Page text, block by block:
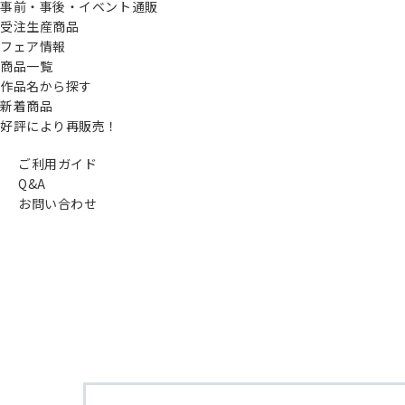
事前・事後・イベント通販
受注生産商品
フェア情報
商品一覧
作品名から探す
新着商品
好評により再販売！
ご利用ガイド
Q&A
お問い合わせ